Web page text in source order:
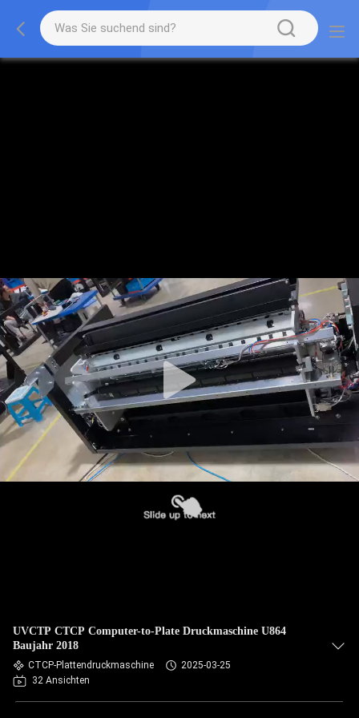
UVCTP CTCP Computer-to-Plate Druckmaschine U864
Baujahr 2018
CTCP-Plattendruckmaschine
2025-03-25
32 Ansichten